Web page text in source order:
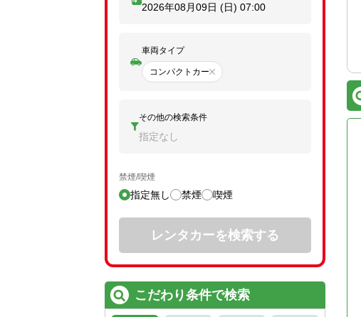
2026年08月09日 (日) 07:00
車両タイプ
コンパクトカー
その他の検索条件
指定なし
禁煙/喫煙
指定無し 禁煙 喫煙
レンタカーを検索する
こだわり条件で検索